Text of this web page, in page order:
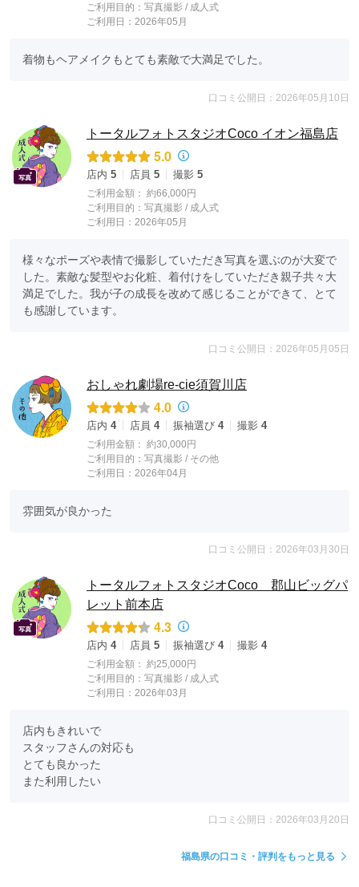
ご利用目的： 写真撮影 / 成人式
ご利用日：2026年05月
着物もヘアメイクもとても素敵で大満足でした。
口コミ公開日：2026年05月10日
トータルフォトスタジオCoco イオン福島店
5.0
店内 5 店員 5 撮影 5
ご利用金額： 約66,000円
ご利用目的： 写真撮影 / 成人式
ご利用日：2026年05月
様々なポーズや表情で撮影していただき写真を選ぶのが大変で
した。素敵な髪型やお化粧、着付けをしていただき親子共々大
満足でした。我が子の成長を改めて感じることができて、とて
も感謝しています。
口コミ公開日：2026年05月05日
おしゃれ劇場re-cie須賀川店
4.0
店内 4 店員 4 振袖選び 4 撮影 4
ご利用金額： 約30,000円
ご利用目的： 写真撮影 / その他
ご利用日：2026年04月
雰囲気が良かった
口コミ公開日：2026年03月30日
トータルフォトスタジオCoco 郡山ビッグパ
レット前本店
4.3
店内 4 店員 5 振袖選び 4 撮影 4
ご利用金額： 約25,000円
ご利用目的： 写真撮影 / 成人式
ご利用日：2026年03月
店内もきれいで
スタッフさんの対応も
とても良かった
また利用したい
口コミ公開日：2026年03月20日
福島県の口コミ・評判をもっと見る